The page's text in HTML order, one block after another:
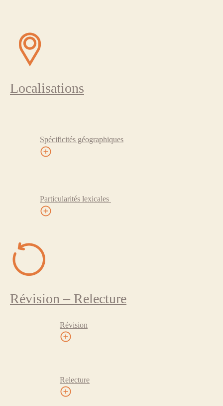
Localisations
Spécificités géographiques
Particularités lexicales
Révision – Relecture
Révision
Relecture